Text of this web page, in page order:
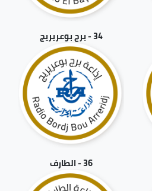
34 - برج بوعريريج
36 - الطارف